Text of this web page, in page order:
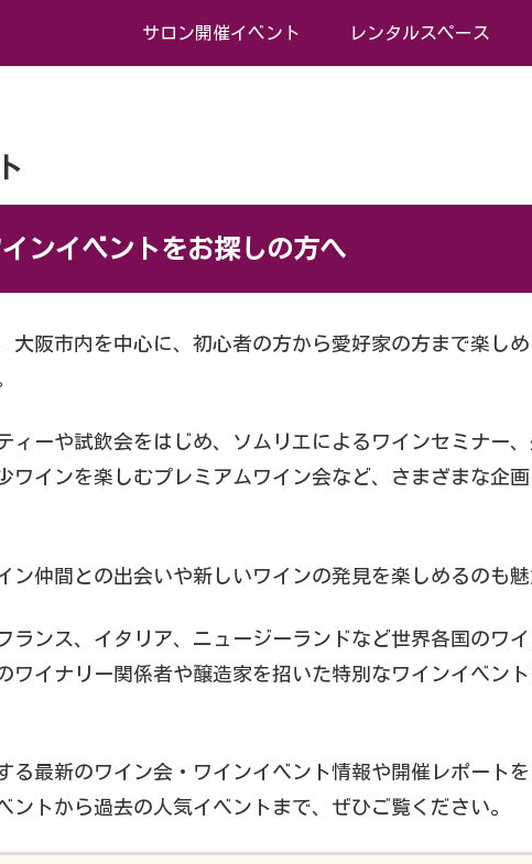
サロン開催イベント レンタルスペース
ンイベントをお探しの方へ
大阪市内を中心に、初心者の方から愛好家の方まで楽し
ィーや試飲会をはじめ、ソムリエによるワインセミナー
ワインを楽しむプレミアムワイン会など、さまざまな企
ン仲間との出会いや新しいワインの発見を楽しめるのも魅
ランス、イタリア、ニュージーランドなど世界各国のワ
ワイナリー関係者や醸造家を招いた特別なワインイベン
る最新のワイン会・ワインイベント情報や開催レポート
ントから過去の人気イベントまで、ぜひご覧ください。